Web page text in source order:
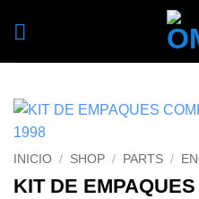
INICIO / SHOP / PARTS /
KIT DE